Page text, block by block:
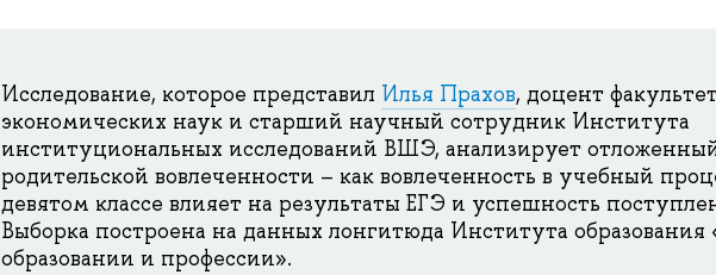
Исследование, которое представил Илья Прахов, доцент
экономических наук и старший научный сотрудник Института
институциональных исследований ВШЭ, анализирует
родительской вовлеченности – как вовлеченность в учебный
девятом классе влияет на результаты ЕГЭ и успешность
Выборка построена на данных лонгитюда Института образования
образовании и профессии».